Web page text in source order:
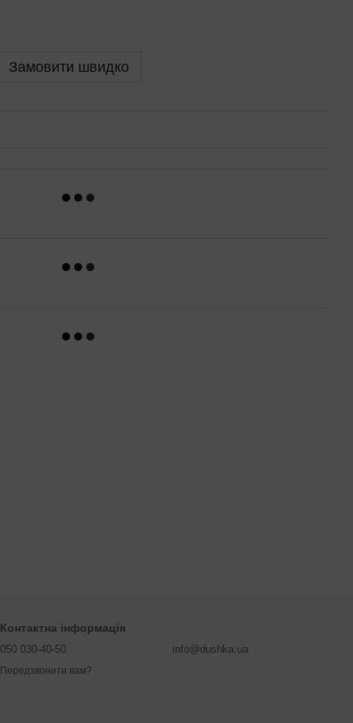
Замовити швидко
Контактна інформація
050 030-40-50
Передзвонити вам?
info@dushka.ua